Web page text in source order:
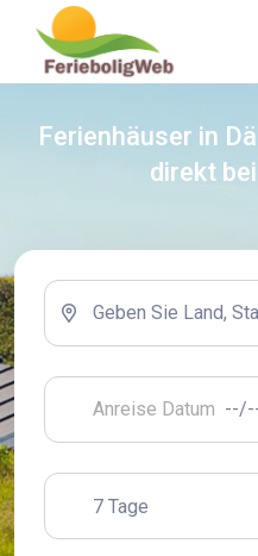
Ferienhäuser in
direkt
7 Tage